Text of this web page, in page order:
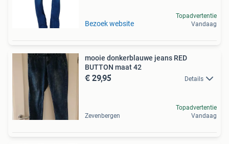
Bezoek website
Topadvertentie
Vandaag
mooie donkerblauwe jeans RED
BUTTON maat 42
€ 29,95 Details
Zevenbergen
Topadvertentie
Vandaag